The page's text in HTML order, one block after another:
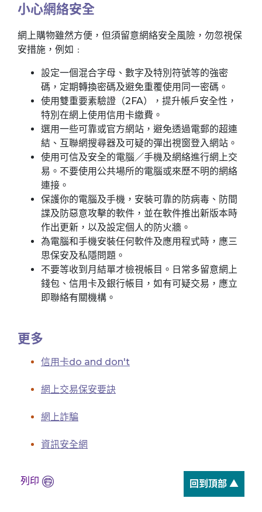
小心網絡安全
網上購物雖然方便，但須留意網絡安全風險，勿忽視保
安措施，例如﹕
設定一個混合字母、數字及特別符號等的強密
碼，定期轉換密碼及避免重覆使用同一密碼。
使用雙重要素驗證（2FA），提升帳戶安全性，
特別在網上使用信用卡繳費。
選用一些可靠或官方網站，避免透過電郵的超連
結、互聯網搜尋器及可疑的彈出視窗登入網站。
使用可信及安全的電腦／手機及網絡進行網上交
易。不要使用公共場所的電腦或來歷不明的網絡
連接。
保護你的電腦及手機，安裝可靠的防病毒、防間
諜及防惡意攻擊的軟件，並在軟件推出新版本時
作出更新，以及設定個人的防火牆。
為電腦和手機安裝任何軟件及應用程式時，應三
思保安及私隱問題。
不要等收到月結單才檢視帳目。日常多留意網上
錢包、信用卡及銀行帳目，如有可疑交易，應立
即聯絡有關機構。
更多
信用卡do and don't
網上交易保安要訣
網上詐騙
資訊安全網
列印 回到頂部 ▲